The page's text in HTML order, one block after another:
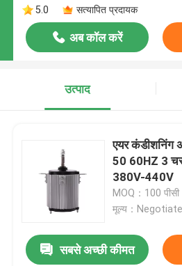
5.0
सत्यापित प्रदायक
अब कॉल करें
उत्पाद
एयर कंडीशनिंग
50 60HZ 3
380V-440V
MOQ：100 पीसी
मूल्य：
सबसे अच्छी कीमत